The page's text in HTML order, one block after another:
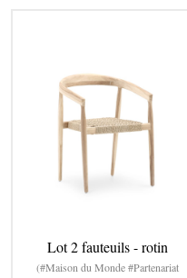
Lot 2 fauteuils - rotin
(#Maison du Monde #Partenariat